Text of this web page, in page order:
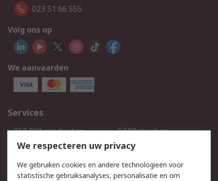
023 51 66 555
Volg ons op
We aanvaarden
Services
750.000 producten
2.500 merken
Bestellen
Inkoopoplossingen
Track & Trace
We respecteren uw privacy
We gebruiken cookies en andere technologieën voor
statistische gebruiksanalyses, personalisatie en om